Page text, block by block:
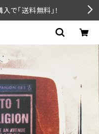
で「送料無料」！